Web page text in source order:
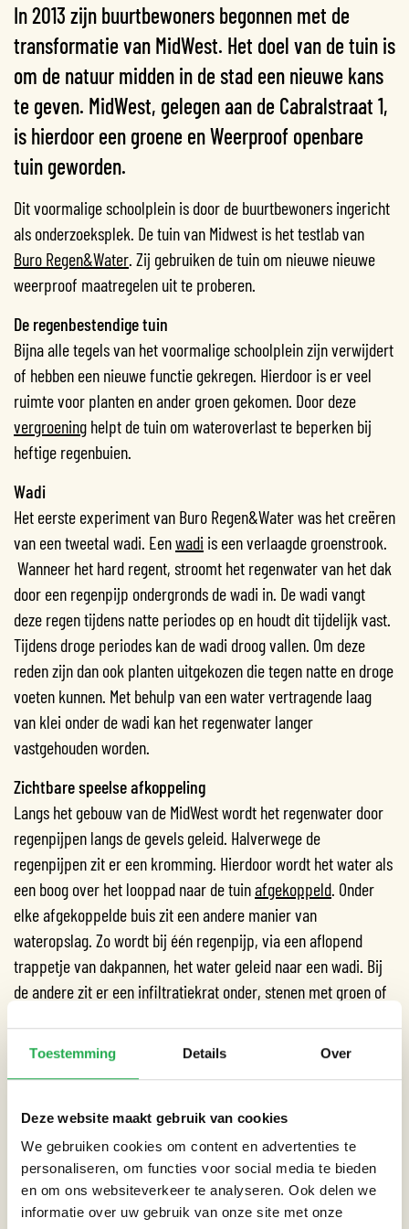
Toestemming Details Over
Deze website maakt gebruik van cookies
We gebruiken cookies om content en advertenties te
personaliseren, om functies voor social media te bieden
en om ons websiteverkeer te analyseren. Ook delen we
informatie over uw gebruik van onze site met onze
In 2013 zijn buurtbewoners begonnen met de
transformatie van MidWest. Het doel van de tuin is
om de natuur midden in de stad een nieuwe kans
te geven. MidWest, gelegen aan de Cabralstraat 1,
is hierdoor een groene en Weerproof openbare
tuin geworden.
Dit voormalige schoolplein is door de buurtbewoners ingericht
als onderzoeksplek. De tuin van Midwest is het testlab van
Buro Regen&Water . Zij gebruiken de tuin om nieuwe nieuwe
weerproof maatregelen uit te proberen.
De regenbestendige tuin
Bijna alle tegels van het voormalige schoolplein zijn verwijdert
of hebben een nieuwe functie gekregen. Hierdoor is er veel
ruimte voor planten en ander groen gekomen. Door deze
vergroening helpt de tuin om wateroverlast te beperken bij
heftige regenbuien.
Wadi
Het eerste experiment van Buro Regen&Water was het creëren
van een tweetal wadi. Eenwadi is een verlaagde groenstrook.
Wanneer het hard regent, stroomt het regenwater van het dak
door een regenpijp ondergronds de wadi in. De wadi vangt
deze regen tijdens natte periodes op en houdt dit tijdelijk vast.
Tijdens droge periodes kan de wadi droog vallen. Om deze
reden zijn dan ook planten uitgekozen die tegen natte en droge
voeten kunnen. Met behulp van een water vertragende laag
van klei onder de wadi kan het regenwater langer
vastgehouden worden.
Zichtbare speelse afkoppeling
Langs het gebouw van de MidWest wordt het regenwater door
regenpijpen langs de gevels geleid. Halverwege de
regenpijpen zit er een kromming. Hierdoor wordt het water als
een boog over het looppad naar de tuinafgekoppeld . Onder
elke afgekoppelde buis zit een andere manier van
wateropslag. Zo wordt bij één regenpijp, via een aflopend
trappetje van dakpannen, het water geleid naar een wadi. Bij
de andere zit er een infiltratiekrat onder, stenen met groen of
Aan de noordkant van het gebouw is er ook een regenpijp
waarna het stromende regenwater terecht komt in een
goot. Deze goot is ook nog functioneel, zo zijn er hier
fietsenrekken boven geplaats. Aan het einde van open geul
stroomt ook dit regenwater in een wadi.